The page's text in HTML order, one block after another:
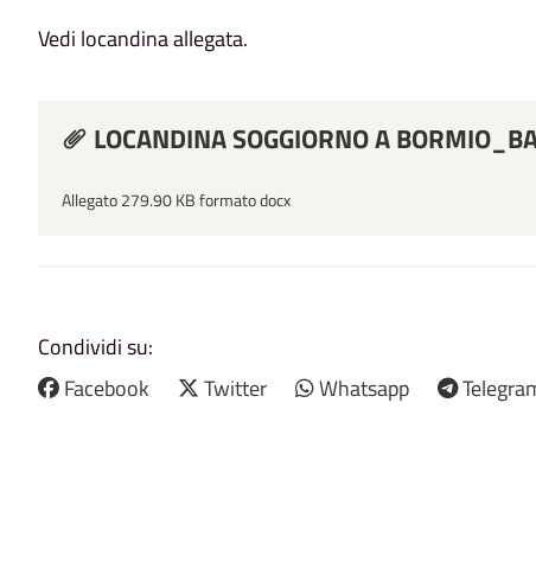
Vedi locandina allegata.
LOCANDINA SOGGIORNO A
Allegato 279.90 KB formato docx
Condividi su:
Facebook
Twitter Whatsapp